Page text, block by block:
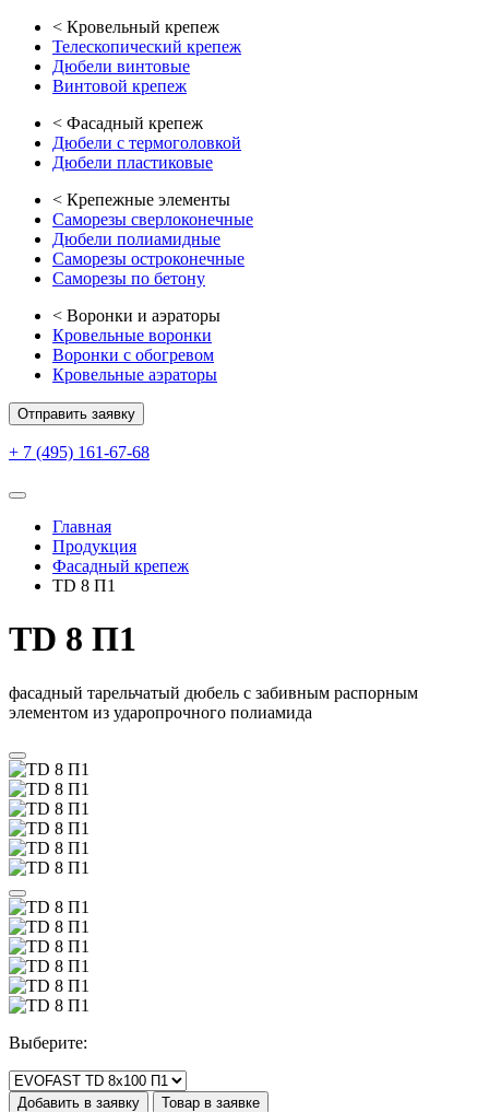
< Кровельный крепеж
Телескопический крепеж
Дюбели винтовые
Винтовой крепеж
< Фасадный крепеж
Дюбели с термоголовкой
Дюбели пластиковые
< Крепежные элементы
Саморезы сверлоконечные
Дюбели полиамидные
Саморезы остроконечные
Саморезы по бетону
< Воронки и аэраторы
Кровельные воронки
Воронки с обогревом
Кровельные аэраторы
Отправить заявку
+ 7 (495) 161-67-68
Главная
Продукция
Фасадный крепеж
TD 8 П1
TD 8 П1
фасадный тарельчатый дюбель с забивным распорным
элементом из ударопрочного полиамида
Выберите:
Добавить в заявку Товар в заявке